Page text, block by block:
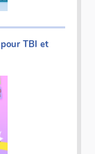
TBI et